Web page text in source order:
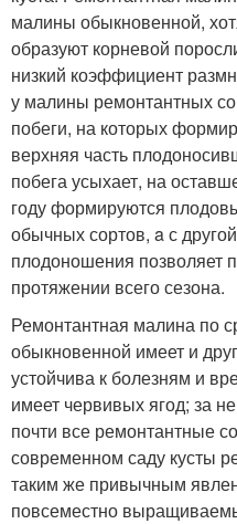
малины обыкновенной,
образуют корневой
низкий коэффициент
у малины ремонтантных
побеги, на которых
верхняя часть
побега усыхает, на
году формируются
обычных сортов, a с
плодоношения позволяет
протяжении всего сезона.
Ремонтантная малина по
обыкновенной имеет и
устойчива к болезням и
имеет червивых ягод; за
почти все ремонтантные
современном саду кусты
таким же привычным
повсеместно